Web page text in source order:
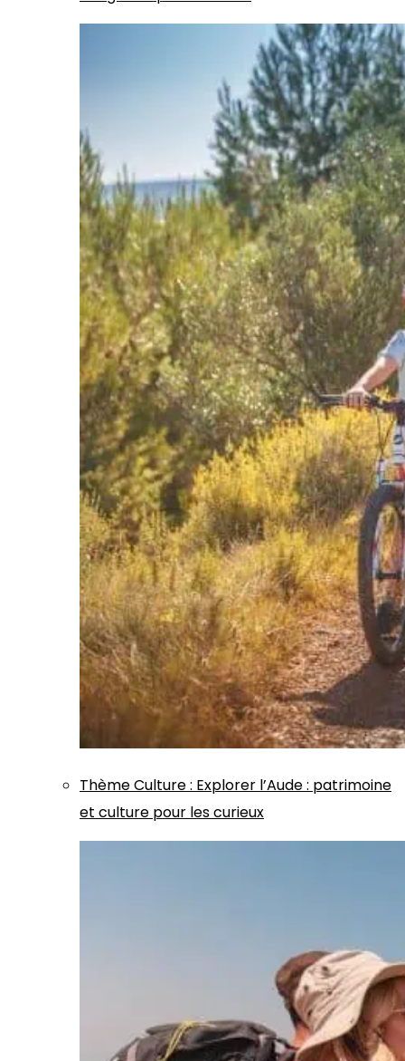
ThèmeCulture: Explorer l’Aude : patrimoine
et culture pour les curieux